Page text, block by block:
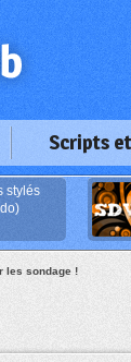
Scripts
stylés
les sondage !